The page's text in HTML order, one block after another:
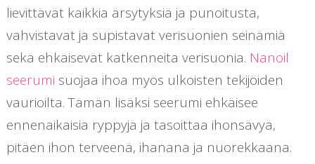
lievittävät kaikkia ärsytyksiä ja punoitusta,
vahvistavat ja supistavat verisuonien seinämiä
sekä ehkäisevät katkenneita verisuonia. Nanoil
seerumi suojaa ihoa myös ulkoisten tekijöiden
vaurioilta. Tämän lisäksi seerumi ehkäisee
ennenaikaisia ryppyjä ja tasoittaa ihonsävyä,
pitäen ihon terveenä, ihanana ja nuorekkaana.